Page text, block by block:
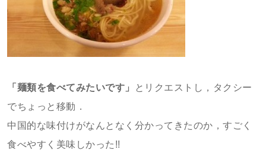
「麺類を食べてみたいです」
とリクエストし，タクシー
でちょっと移動．
中国的な味付けがなんとなく分かってきたのか，すごく
食べやすく美味しかった!!